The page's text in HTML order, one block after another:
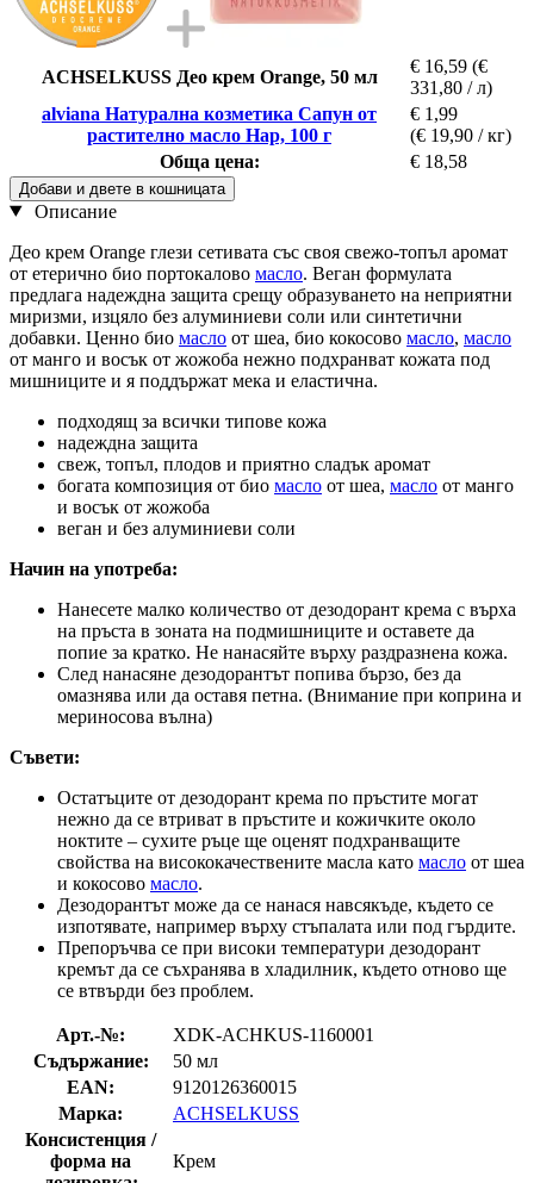
ACHSELKUSS Део крем Orange, 50 мл
€ 16,59 (€
331,80 / л)
alviana Натурална козметика Сапун от
растително масло Нар, 100 г
€ 1,99
(€ 19,90 / кг)
Обща цена:
€ 18,58
Добави и двете в кошницата
Описание
Део крем Orange глези сетивата със своя свежо-топъл аромат
от етерично био портокалово масло. Веган формулата
предлага надеждна защита срещу образуването на неприятни
миризми, изцяло без алуминиеви соли или синтетични
добавки. Ценно био масло от шеа, био кокосово масло, масло
от манго и восък от жожоба нежно подхранват кожата под
мишниците и я поддържат мека и еластична.
подходящ за всички типове кожа
надеждна защита
свеж, топъл, плодов и приятно сладък аромат
богата композиция от био масло от шеа, масло от манго
и восък от жожоба
веган и без алуминиеви соли
Начин на употреба:
Нанесете малко количество от дезодорант крема с върха
на пръста в зоната на подмишниците и оставете да
попие за кратко. Не нанасяйте върху раздразнена кожа.
След нанасяне дезодорантът попива бързо, без да
омазнява или да оставя петна. (Внимание при коприна и
мериносова вълна)
Съвети:
Остатъците от дезодорант крема по пръстите могат
нежно да се втриват в пръстите и кожичките около
ноктите – сухите ръце ще оценят подхранващите
свойства на висококачествените масла като масло от шеа
и кокосово масло.
Дезодорантът може да се нанася навсякъде, където се
изпотявате, например върху стъпалата или под гърдите.
Препоръчва се при високи температури дезодорант
кремът да се съхранява в хладилник, където отново ще
се втвърди без проблем.
Арт.-№:
XDK-ACHKUS-1160001
Съдържание:
50 мл
EAN:
9120126360015
Марка:
ACHSELKUSS
Консистенция /
форма на
Крем